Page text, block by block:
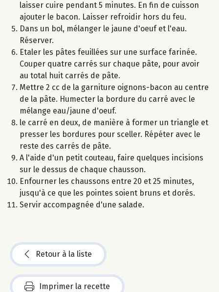
laisser cuire pendant 5 minutes. En fin de cuisson
ajouter le bacon. Laisser refroidir hors du feu.
Dans un bol, mélanger le jaune d'oeuf et l'eau.
Réserver.
Etaler les pâtes feuillées sur une surface farinée.
Couper quatre carrés sur chaque pâte, pour avoir
au total huit carrés de pâte.
Mettre 2 cc de la garniture oignons-bacon au centre
de la pâte. Humecter la bordure du carré avec le
mélange eau/jaune d'oeuf.
le carré en deux, de manière à former un triangle et
presser les bordures pour sceller. Répéter avec le
reste des carrés de pâte.
A l'aide d'un petit couteau, faire quelques incisions
sur le dessus de chaque chausson.
Enfourner les chaussons entre 20 et 25 minutes,
jusqu'à ce que les pointes soient bruns et dorés.
Servir accompagnée d'une salade.
Retour à la liste
Imprimer la recette